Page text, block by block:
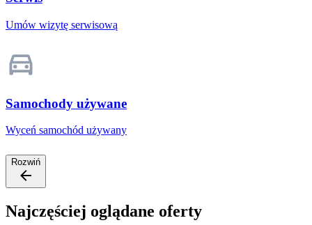
Umów wizytę serwisową
Samochody używane
Wyceń samochód używany
Rozwiń
Najczęściej oglądane oferty